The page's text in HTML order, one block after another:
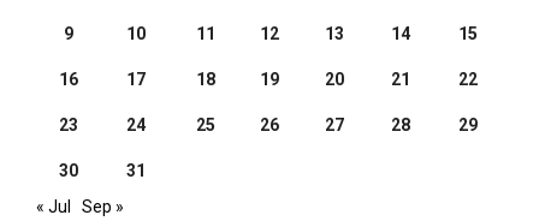
9 10 11 12 13 14 15
16 17 18 19 20 21 22
23 24 25 26 27 28 29
30
31
« Jul
Sep »